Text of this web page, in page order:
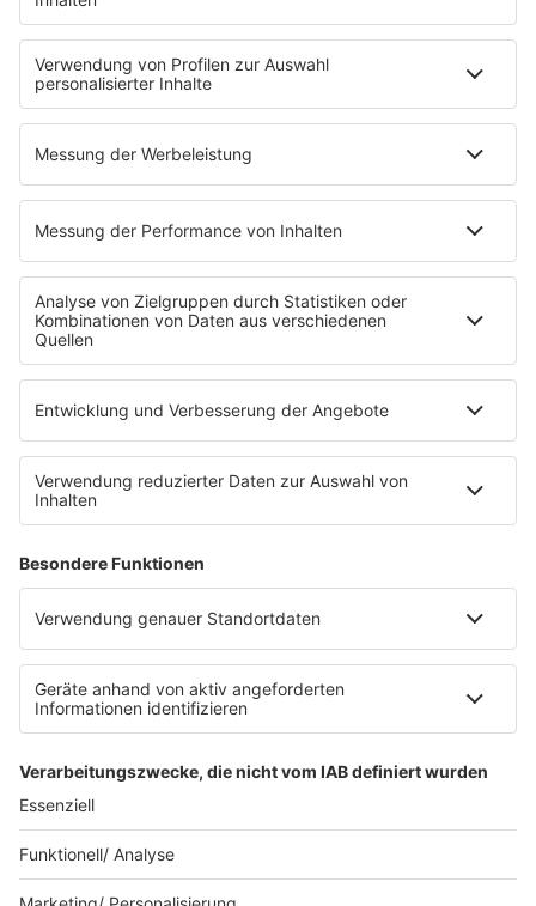
Erdbeerkäse
Fitness mit M.A.R.K
Glück in Worten
Todesursache
Niemand muss ein Promi sein
PROGRAMM
Mit den Waffeln einer Frau
SERVICE
Empfang
barba radio App
Impressum
Datenschutz Facebook & Instagram
Datenschutzeinstellungen
Clubbedingungen
Werbung schalten
Waffel-Werbepartner
80s80s.de
90s90s.de
Schlagerplanetradio.com
1deutsch.de
WEIHNACHTSMUSIK.FM